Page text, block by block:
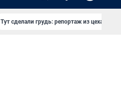
Тут сделали грудь: репортаж из цеха